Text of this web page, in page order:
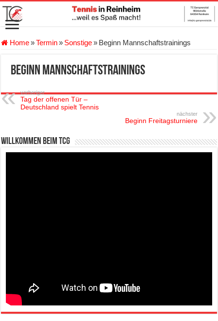
Home»Termin» Sonstige» Beginn Mannschaftstrainings
Beginn Mannschaftstrainings
vorheriger
Tag der offenen Tür –
Deutschland spielt Tennis
nächster
Beginn Freitagsturniere
Willkommen beim TCG